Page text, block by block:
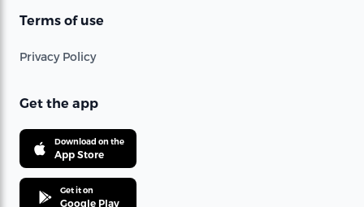
Terms of use
Privacy Policy
Get the app
Download on the
App Store
Get it on
Google Play